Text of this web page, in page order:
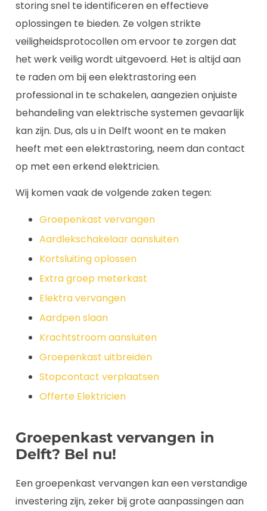
storing snel te identificeren en effectieve
oplossingen te bieden. Ze volgen strikte
veiligheidsprotocollen om ervoor te zorgen dat
het werk veilig wordt uitgevoerd. Het is altijd aan
te raden om bij een elektrastoring een
professional in te schakelen, aangezien onjuiste
behandeling van elektrische systemen gevaarlijk
kan zijn. Dus, als u in Delft woont en te maken
heeft met een elektrastoring, neem dan contact
op met een erkend elektricien.
Wij komen vaak de volgende zaken tegen:
Groepenkast vervangen
Aardlekschakelaar aansluiten
Kortsluiting oplossen
Extra groep meterkast
Elektra vervangen
Aardpen slaan
Krachtstroom aansluiten
Groepenkast uitbreiden
Stopcontact verplaatsen
Offerte Elektricien
Groepenkast vervangen in
Delft? Bel nu!
Een groepenkast vervangen kan een verstandige
investering zijn, zeker bij grote aanpassingen aan